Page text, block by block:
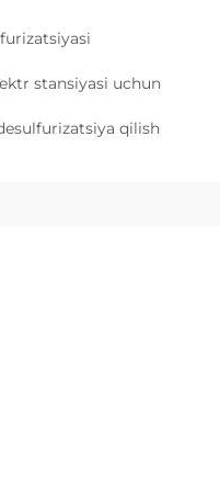
stansiyasi uchun
qilish